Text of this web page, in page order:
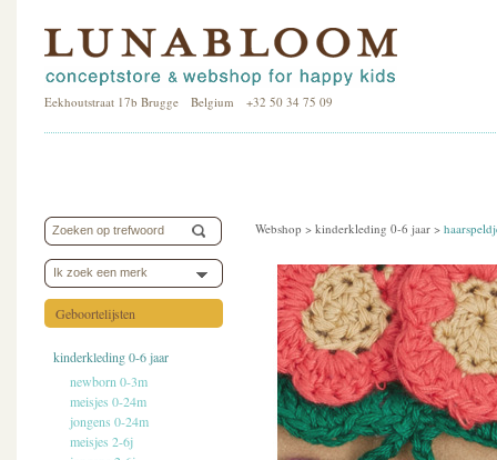
Eekhoutstraat 17b Brugge Belgium +32 50 34 75 09
Ik zoek een merk
Geboortelijsten
kinderkleding 0-6 jaar
newborn 0-3m
meisjes 0-24m
jongens 0-24m
meisjes 2-6j
Webshop > kinderkleding 0-6 jaar >